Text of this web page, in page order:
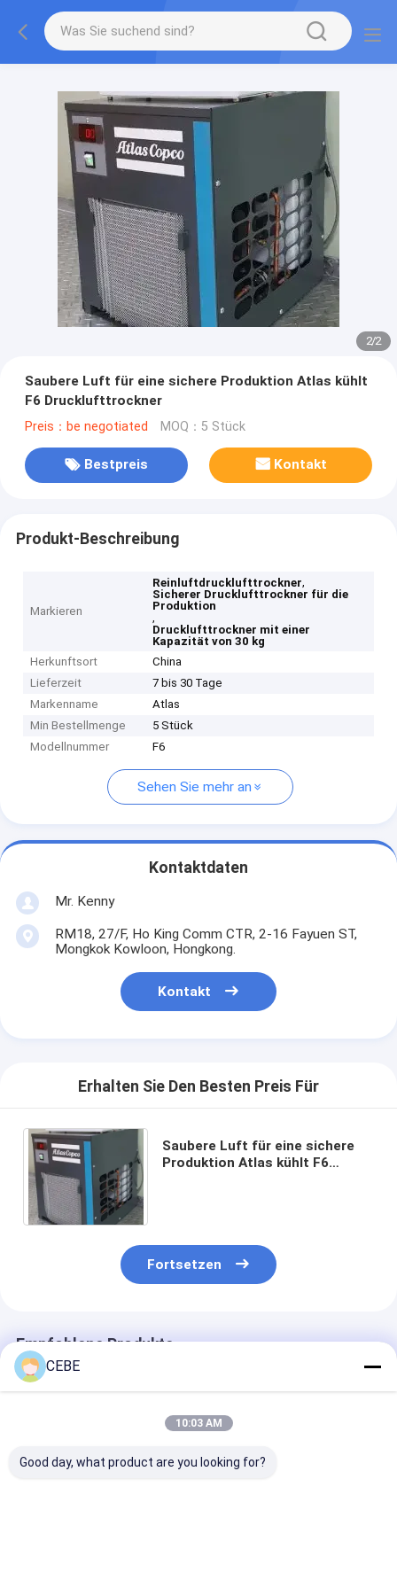
2/2
Saubere Luft für eine sichere Produktion Atlas kühlt
F6 Drucklufttrockner
Preis：be negotiated MOQ：5 Stück
Bestpreis Kontakt
Produkt-Beschreibung
Markieren
Reinluftdrucklufttrockner,
Sicherer Drucklufttrockner für die
Produktion
,
Drucklufttrockner mit einer
Kapazität von 30 kg
Herkunftsort
China
Lieferzeit
7 bis 30 Tage
Markenname
Atlas
Min Bestellmenge
5 Stück
Modellnummer
F6
Sehen Sie mehr an
Kontaktdaten
Mr. Kenny
RM18, 27/F, Ho King Comm CTR, 2-16 Fayuen ST,
Mongkok Kowloon, Hongkong.
Kontakt
Erhalten Sie Den Besten Preis Für
Saubere Luft für eine sichere
Produktion Atlas kühlt F6
Fortsetzen
Empfohlene Produkte
CEBE
10:03 AM
Good day, what product are you looking for?